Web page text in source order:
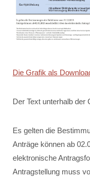
Die Grafik als
Der Text unterhalb der
Es gelten die
Anträge können ab
elektronische
Antragstellung muss